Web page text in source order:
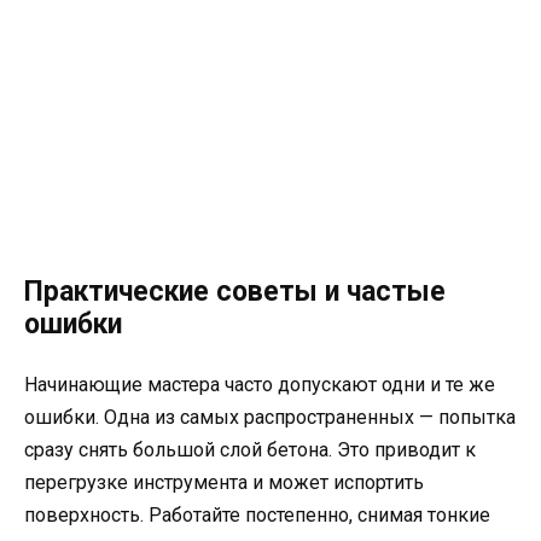
Практические советы и частые
ошибки
Начинающие мастера часто допускают одни и те же
ошибки. Одна из самых распространенных — попытка
сразу снять большой слой бетона. Это приводит к
перегрузке инструмента и может испортить
поверхность. Работайте постепенно, снимая тонкие